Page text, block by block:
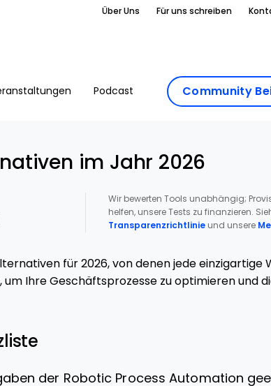
Über Uns Für uns schreiben
Podcast Community
im Jahr 2026
Wir bewerten Tools unabhängig;
helfen, unsere Tests zu finanzieren.
Transparenzrichtlinieund unsere
für 2026, von denen jede einzigartige
Ihre Geschäftsprozesse zu optimieren und
der Robotic Process Automation